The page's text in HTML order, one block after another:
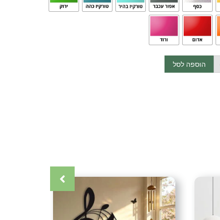
מצפון ועד דרום (אין משלוחים לאילת)
כרטיס אשראי (עד 12 תשלומים) אפליקציית ביט העברה בנקאית (בתאום
אומנות ישראלית,אומנות מתכת אומנות קיר
תמונות ,דקור דקורטיבי, דקורציה,חיתוך בלייזר
הוספה לסל